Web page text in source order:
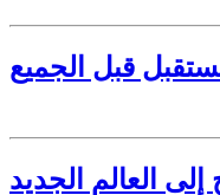
العالم الجديد